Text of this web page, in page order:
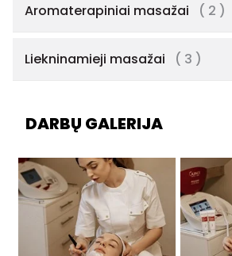
Aromaterapiniai masažai ( 2 )
Liekninamieji masažai ( 3 )
DARBŲ GALERIJA